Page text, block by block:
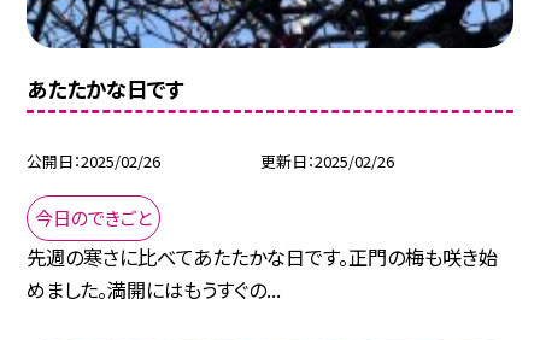
あたたかな日です
公開日 2025/02/26 更新日 2025/02/26
今日のできごと
先週の寒さに比べてあたたかな日です。正門の梅も咲き始
めました。満開にはもうすぐの...